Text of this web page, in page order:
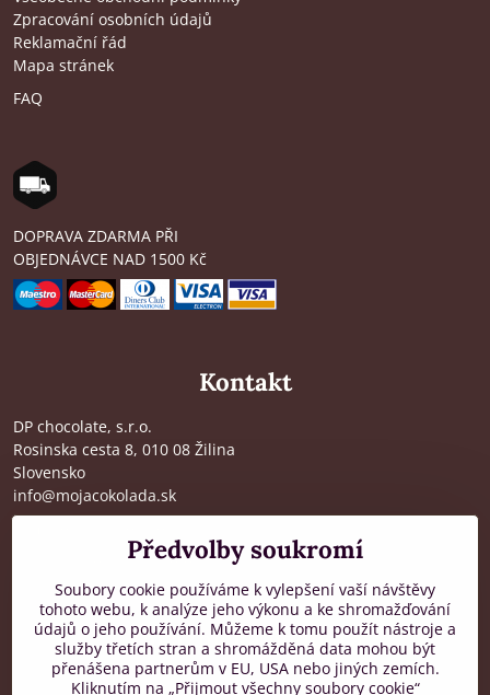
Zpracování osobních údajů
Reklamační řád
Mapa stránek
FAQ
DOPRAVA ZDARMA PŘI
OBJEDNÁVCE NAD 1500 Kč
Kontakt
DP chocolate, s.r.o.
Rosinska cesta 8, 010 08 Žilina
Slovensko
info@mojacokolada.sk
Kde nás najdete
Zákaznická podpora
od 8:00 do 16:00, PO-PÁ
Předvolby soukromí
Soubory cookie používáme k vylepšení vaší návštěvy
tohoto webu, k analýze jeho výkonu a ke shromažďování
údajů o jeho používání. Můžeme k tomu použít nástroje a
služby třetích stran a shromážděná data mohou být
přenášena partnerům v EU, USA nebo jiných zemích.
Kliknutím na „Přijmout všechny soubory cookie“